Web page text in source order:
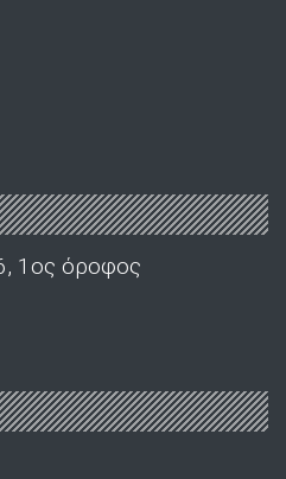
1ος όροφος